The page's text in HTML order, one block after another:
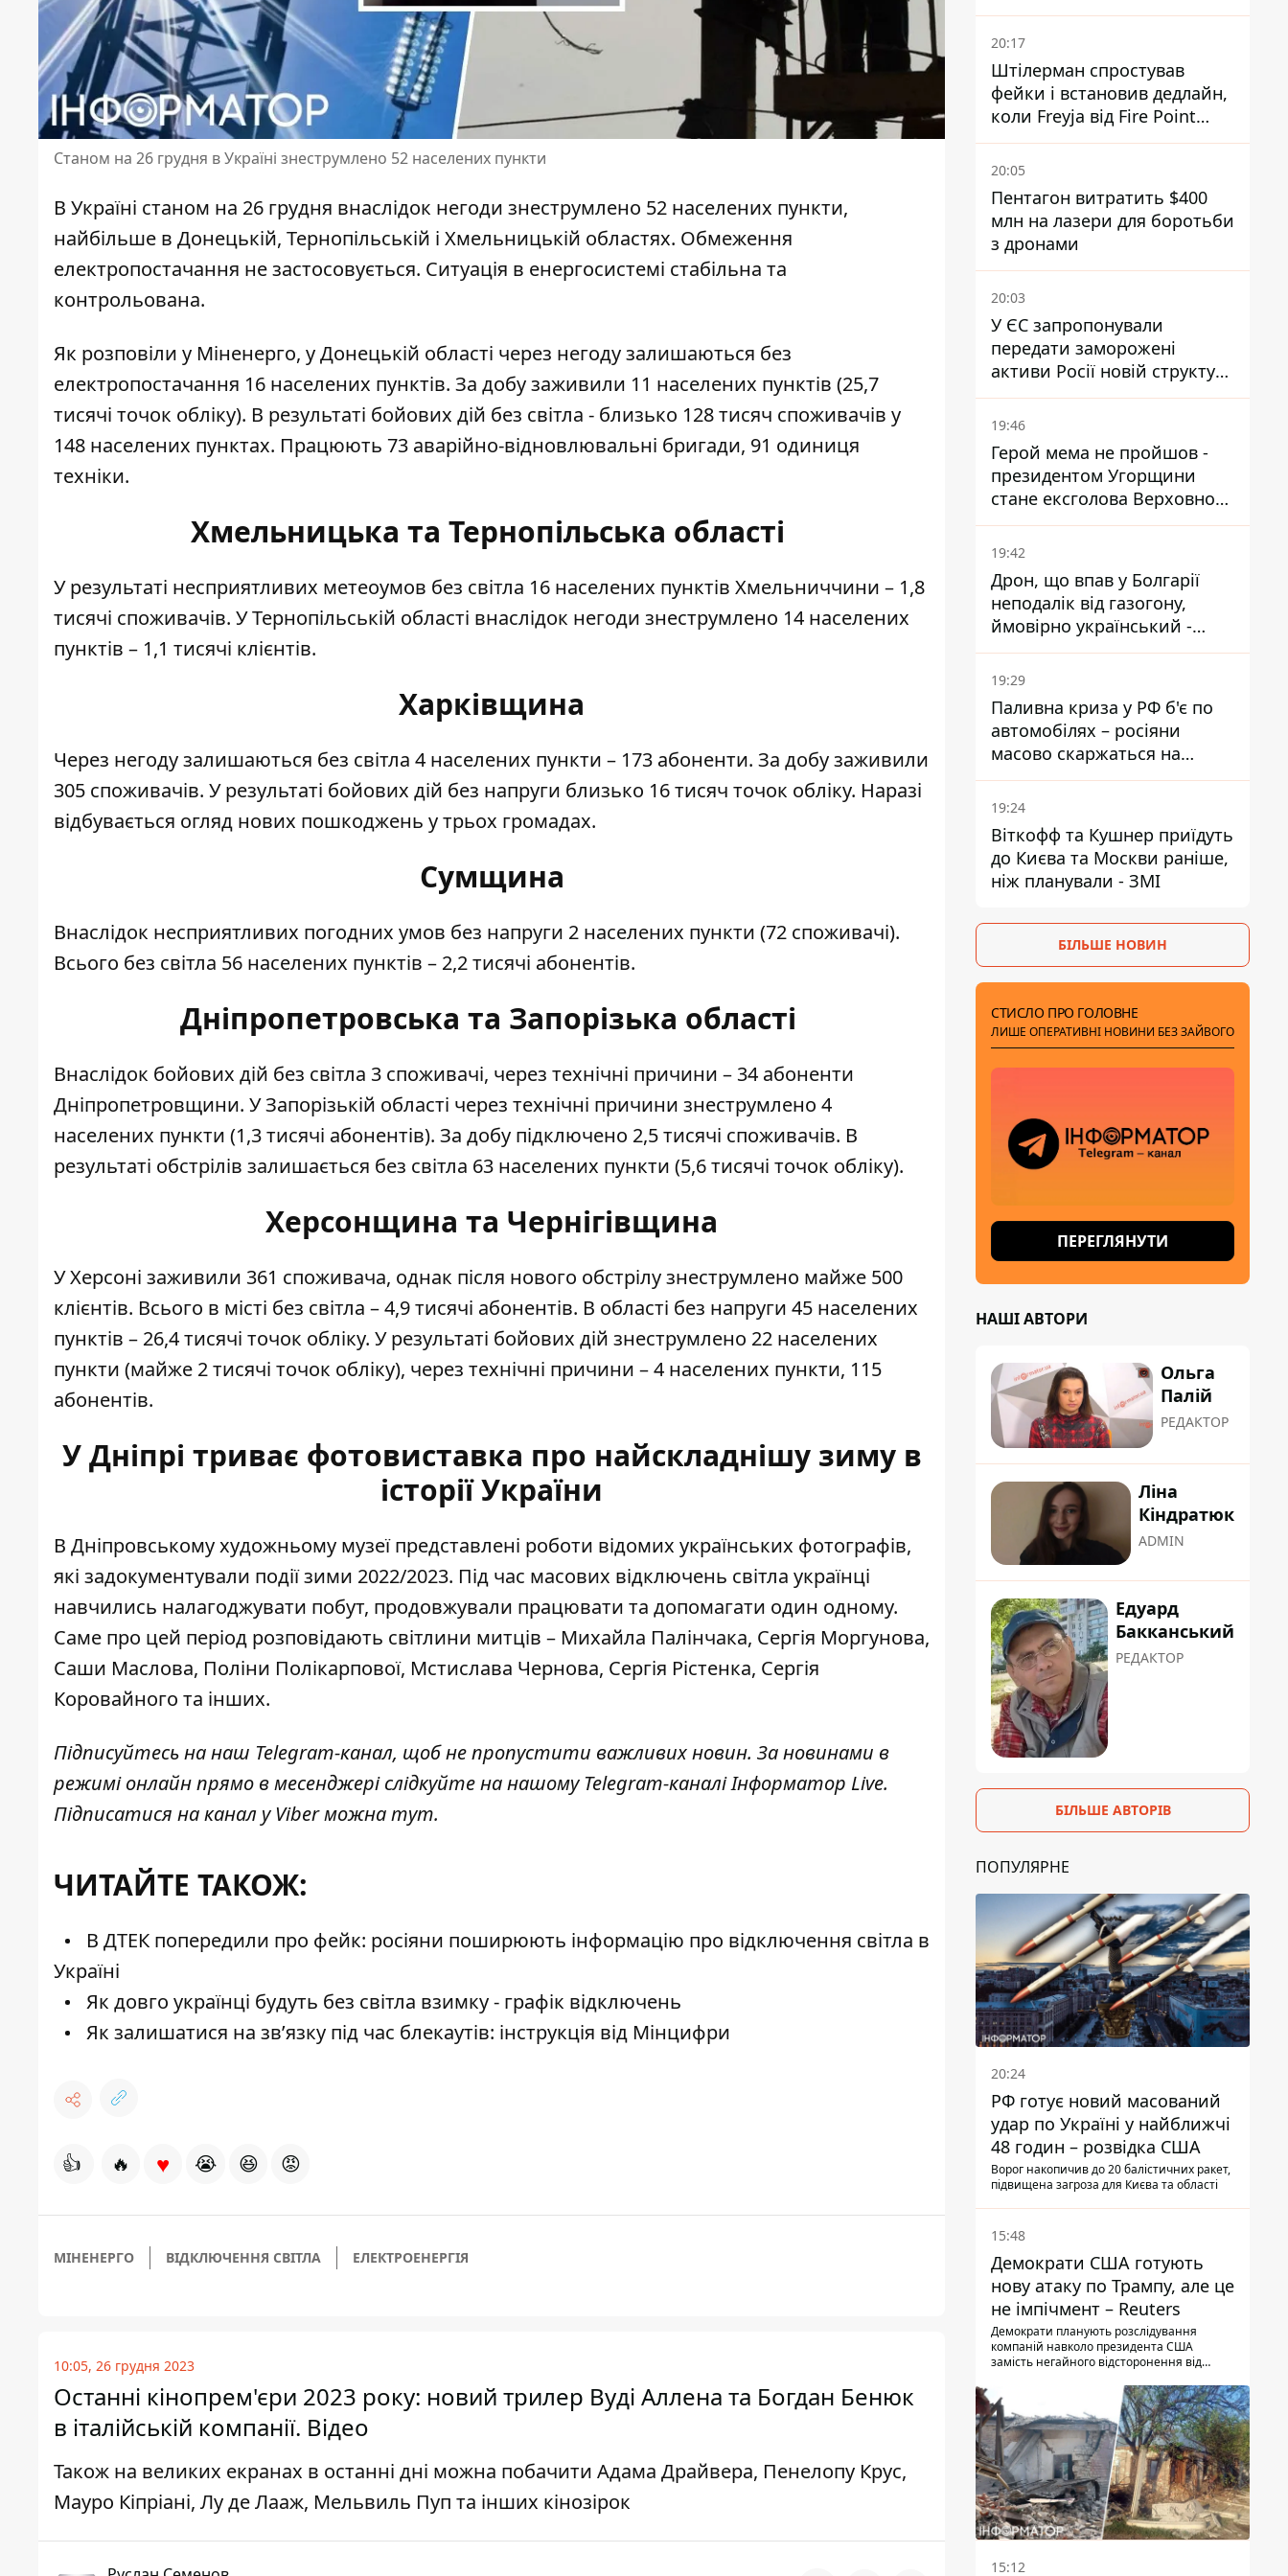
Станом на 26 грудня в Україні знеструмлено 52 населених пункти
В Україні станом на 26 грудня внаслідок негоди знеструмлено 52 населених пункти,
найбільше в Донецькій, Тернопільській і Хмельницькій областях. Обмеження
електропостачання не застосовується. Ситуація в енергосистемі стабільна та
контрольована.
Як розповіли у Міненерго, у Донецькій області через негодузалишаються без
електропостачання 16 населених пунктів. За добу заживили 11 населених пунктів (25,7
тисячі точок обліку). В результаті бойових дій без світла - близько 128 тисяч споживачів у
148 населених пунктах. Працюють 73 аварійно-відновлювальні бригади, 91 одиниця
техніки.
Хмельницька та Тернопільська області
У результаті несприятливих метеоумов без світла 16 населених пунктів Хмельниччини – 1,8
тисячі споживачів. У Тернопільській області внаслідок негоди знеструмлено 14 населених
пунктів – 1,1 тисячі клієнтів.
Харківщина
Через негоду залишаються без світла 4 населених пункти – 173 абоненти. За добу заживили
305 споживачів. У результаті бойових дій без напруги близько 16 тисяч точок обліку. Наразі
відбувається огляд нових пошкоджень у трьох громадах.
Сумщина
Внаслідок несприятливих погодних умов без напруги 2 населених пункти (72 споживачі).
Всього без світла 56 населених пунктів – 2,2 тисячі абонентів.
Дніпропетровська та Запорізька області
Внаслідок бойових дій без світла 3 споживачі, через технічні причини – 34 абоненти
Дніпропетровщини. У Запорізькій області через технічні причини знеструмлено 4
населених пункти (1,3 тисячі абонентів). За добу підключено 2,5 тисячі споживачів. В
результаті обстрілів залишається без світла 63 населених пункти (5,6 тисячі точок обліку).
Херсонщина та Чернігівщина
У Херсоні заживили 361 споживача, однак після нового обстрілу знеструмлено майже 500
клієнтів. Всього в місті без світла – 4,9 тисячі абонентів. В області без напруги 45 населених
пунктів – 26,4 тисячі точок обліку. У результаті бойових дій знеструмлено 22 населених
пункти (майже 2 тисячі точок обліку), через технічні причини – 4 населених пункти, 115
абонентів.
У Дніпрі триває фотовиставка про найскладнішу зиму в
історії України
В Дніпровському художньому музеї представлені роботи відомих українських фотографів,
які задокументували події зими 2022/2023. Під час масових відключень світла українці
навчились налагоджувати побут, продовжували працювати та допомагати один одному.
Саме про цей період розповідають світлини митців – Михайла Палінчака, Сергія Моргунова,
Саши Маслова, Поліни Полікарпової, Мстислава Чернова, Сергія Рістенка, Сергія
Коровайного та інших.
Підписуйтесь на наш Telegram-канал, щоб не пропустити важливих новин. За новинами в
режимі онлайн прямо в месенджері слідкуйте на нашому Telegram-каналіІнформатор Live.
Підписатися на канал у Viber можнатут.
ЧИТАЙТЕ ТАКОЖ:
В ДТЕК попередили про фейк: росіяни поширюють інформацію про відключення світла в
Україні
Як довго українці будуть без світла взимку - графік відключень
Як залишатися на зв’язку під час блекаутів: інструкція від Мінцифри
👍 🔥 ♥ 😭 😆 😡
МІНЕНЕРГО ВІДКЛЮЧЕННЯ СВІТЛА ЕЛЕКТРОЕНЕРГІЯ
10:05, 26 грудня 2023
Останні кінопрем'єри 2023 року: новий трилер Вуді Аллена та Богдан Бенюк
в італійській компанії. Відео
Також на великих екранах в останні дні можна побачити Адама Драйвера, Пенелопу Крус,
Мауро Кіпріані, Лу де Лааж, Мельвиль Пуп та інших кінозірок
20:17
Штілерман спростував
фейки і встановив дедлайн,
коли Freyja від Fire Point
повноцінно запрацює проти
балістики
20:05
Пентагон витратить $400
млн на лазери для боротьби
з дронами
20:03
У ЄС запропонували
передати заморожені
активи Росії новій структурі
блоку
19:46
Герой мема не пройшов -
президентом Угорщини
стане ексголова Верховного
Суду, якого критикував
Орбан
19:42
Дрон, що впав у Болгарії
неподалік від газогону,
ймовірно український -
Міноборони країни
19:29
Паливна криза у РФ б'є по
автомобілях – росіяни
масово скаржаться на
поломки через неякісний
бензин
19:24
Віткофф та Кушнер приїдуть
до Києва та Москви раніше,
ніж планували - ЗМІ
БІЛЬШЕ НОВИН
СТИСЛО ПРО ГОЛОВНЕ
ЛИШЕ ОПЕРАТИВНІ НОВИНИ БЕЗ ЗАЙВОГО
ПЕРЕГЛЯНУТИ
НАШІ АВТОРИ
Ольга
Палій
РЕДАКТОР
Ліна
Кіндратюк
ADMIN
Едуард
Бакканський
РЕДАКТОР
БІЛЬШЕ АВТОРІВ
ПОПУЛЯРНЕ
20:24
РФ готує новий масований
удар по Україні у найближчі
48 годин – розвідка США
Ворог накопичив до 20 балістичних ракет,
підвищена загроза для Києва та області
15:48
Демократи США готують
нову атаку по Трампу, але це
не імпічмент – Reuters
Демократи планують розслідування
компаній навколо президента США
замість негайного відсторонення від
15:12